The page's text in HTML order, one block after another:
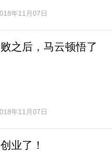
年11月07日
之后，马云顿悟了
年11月07日
业了！